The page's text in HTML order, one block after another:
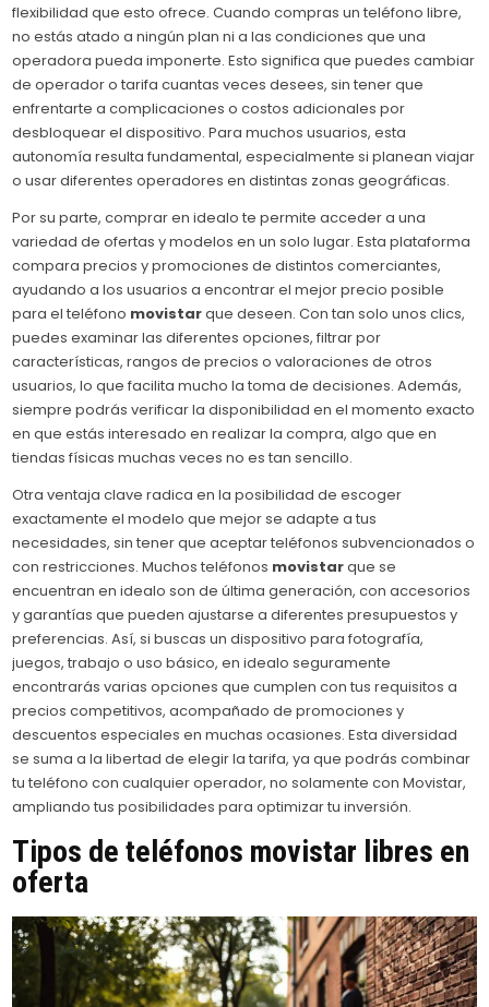
flexibilidad que esto ofrece. Cuando compras un teléfono libre,
no estás atado a ningún plan ni a las condiciones que una
operadora pueda imponerte. Esto significa que puedes cambiar
de operador o tarifa cuantas veces desees, sin tener que
enfrentarte a complicaciones o costos adicionales por
desbloquear el dispositivo. Para muchos usuarios, esta
autonomía resulta fundamental, especialmente si planean viajar
o usar diferentes operadores en distintas zonas geográficas.
Por su parte, comprar en idealo te permite acceder a una
variedad de ofertas y modelos en un solo lugar. Esta plataforma
compara precios y promociones de distintos comerciantes,
ayudando a los usuarios a encontrar el mejor precio posible
para el teléfono movistarque deseen. Con tan solo unos clics,
puedes examinar las diferentes opciones, filtrar por
características, rangos de precios o valoraciones de otros
usuarios, lo que facilita mucho la toma de decisiones. Además,
siempre podrás verificar la disponibilidad en el momento exacto
en que estás interesado en realizar la compra, algo que en
tiendas físicas muchas veces no es tan sencillo.
Otra ventaja clave radica en la posibilidad de escoger
exactamente el modelo que mejor se adapte a tus
necesidades, sin tener que aceptar teléfonos subvencionados o
con restricciones. Muchos teléfonos movistarque se
encuentran en idealo son de última generación, con accesorios
y garantías que pueden ajustarse a diferentes presupuestos y
preferencias. Así, si buscas un dispositivo para fotografía,
juegos, trabajo o uso básico, en idealo seguramente
encontrarás varias opciones que cumplen con tus requisitos a
precios competitivos, acompañado de promociones y
descuentos especiales en muchas ocasiones. Esta diversidad
se suma a la libertad de elegir la tarifa, ya que podrás combinar
tu teléfono con cualquier operador, no solamente con Movistar,
ampliando tus posibilidades para optimizar tu inversión.
Tipos de teléfonos movistar libres en
oferta